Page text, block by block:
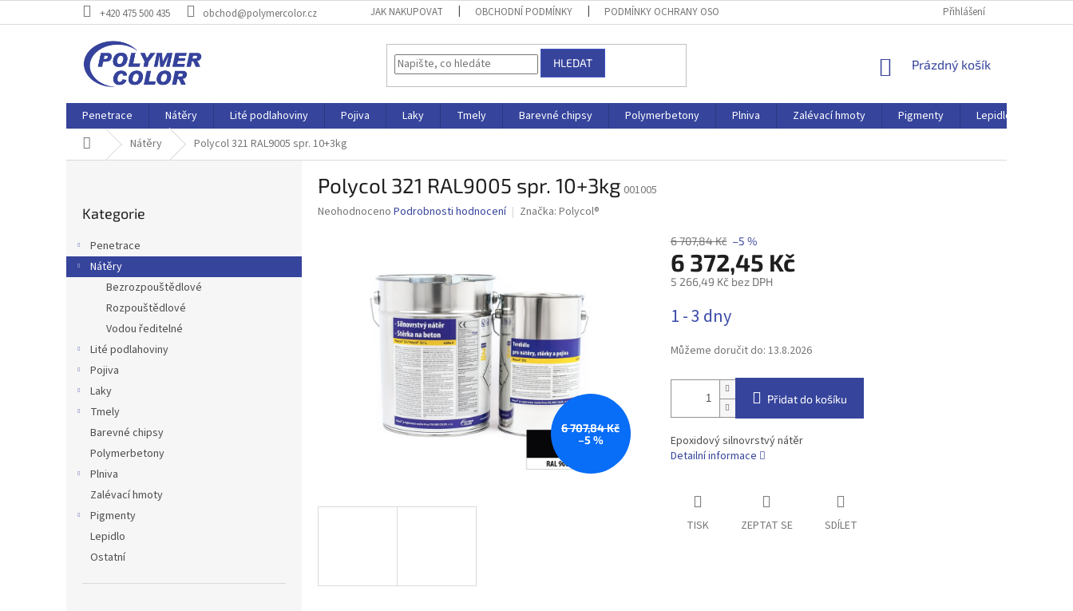
na
+420 475 500 435 obchod@polymercolor.cz JAK NAKUPOVAT OBCHODNÍ PODMÍNKY PODMÍNKY OCHRANY OSOBNÍCH ÚDAJŮ Přihlášení
HLEDAT
NÁKUPNÍ
Prázdný košík
Penetrace Nátěry Lité podlahoviny Pojiva Laky Tmely Barevné chipsy Polymerbetony Plniva Zalévací hmoty Pigmenty Lepidlo
Domů Nátěry Polycol 321 RAL9005 spr. 10+3kg
a
n
kategorie
Kategorie
Penetrace
Nátěry
Bezrozpouštědlové
Rozpouštědlové
Vodou ředitelné
Lité podlahoviny
Pojiva
Laky
Tmely
Barevné chipsy
Polymerbetony
Plniva
Zalévací hmoty
Pigmenty
Lepidlo
Ostatní
Polycol 321 RAL9005 spr. 10+3kg 001005
Průměrné
Neohodnoceno Podrobnosti hodnocení Značka: Polycol®
6 707,84 Kč
–5 %
6 707,84 Kč –5 %
6 372,45 Kč
5 266,49 Kč bez DPH
cena:
1 - 3 dny
Můžeme doručit do: 13.8.2026
Přidat do košíku
Epoxidový silnovrstvý nátěr
Detailní informace
TISK ZEPTAT SE SDÍLET